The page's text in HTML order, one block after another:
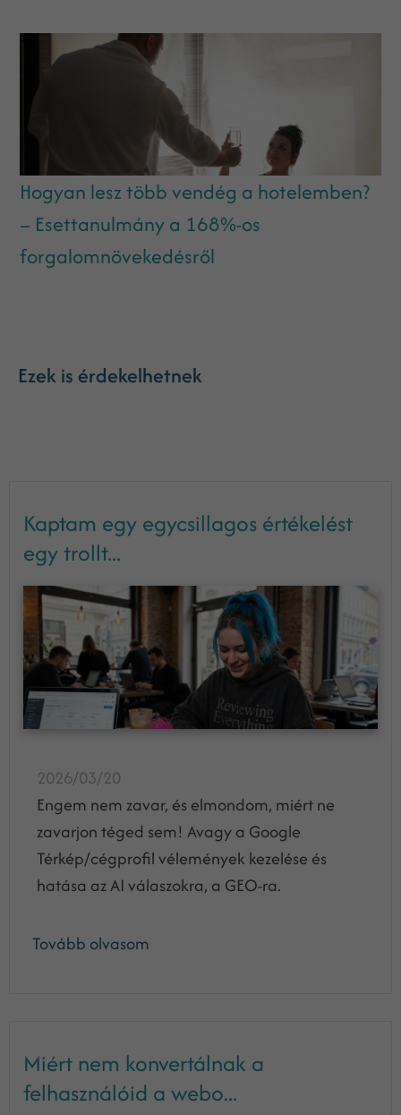
Hogyan lesz több vendég a hotelemben?
– Esettanulmány a 168%-os
forgalomnövekedésről
Ezek is érdekelhetnek
Kaptam egy egycsillagos értékelést
egy trollt...
2026/03/20
Engem nem zavar, és elmondom, miért ne
zavarjon téged sem! Avagy a Google
Térkép/cégprofil vélemények kezelése és
hatása az AI válaszokra, a GEO-ra.
Tovább olvasom
Miért nem konvertálnak a
felhasználóid a webo...